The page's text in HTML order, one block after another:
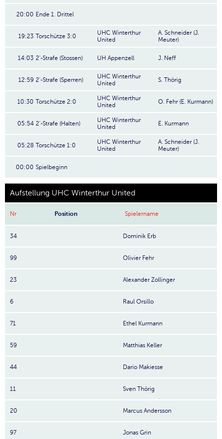
20:00 Ende 1. Drittel
19:23 Torschütze 3:0
UHC Winterthur
United
A. Schneider (J.
Meuter)
14:03 2'-Strafe (Stossen) UH Appenzell J. Neff
12:59 2'-Strafe (Sperren)
UHC Winterthur
United
S. Thörig
10:30 Torschütze 2:0
UHC Winterthur
United
O. Fehr (E. Kurmann)
05:54 2'-Strafe (Halten)
UHC Winterthur
United
E. Kurmann
05:28 Torschütze 1:0
UHC Winterthur
United
A. Schneider (J.
Meuter)
00:00 Spielbeginn
Aufstellung UHC Winterthur United
Nr Position Spielername
34 Dominik Erb
99 Olivier Fehr
23 Alexander Zollinger
6 Raul Orsillo
71 Ethel Kurmann
59 Matthias Keller
44 Dario Makiesse
11 Sven Thörig
20 Marcus Andersson
97 Jonas Grin